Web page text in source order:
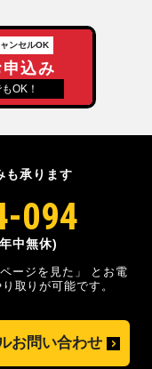
ンセルOK
込み
OK！
も承ります
094
中無休)
ージを見た」
とお電
取りが可能です。
お問い合わせ